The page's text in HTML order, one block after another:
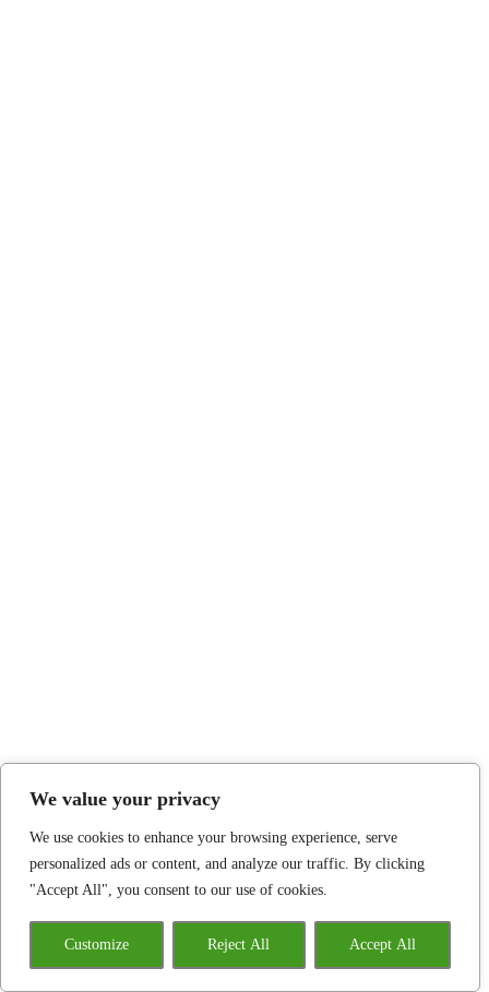
We value your privacy
We use cookies to enhance your browsing experience, serve
personalized ads or content, and analyze our traffic. By clicking
"Accept All", you consent to our use of cookies.
Customize Reject All Accept All